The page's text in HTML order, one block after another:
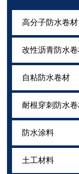
高分子防水卷材
改性沥青防水
自粘防水卷材
耐根穿刺防水
防水涂料
土工材料